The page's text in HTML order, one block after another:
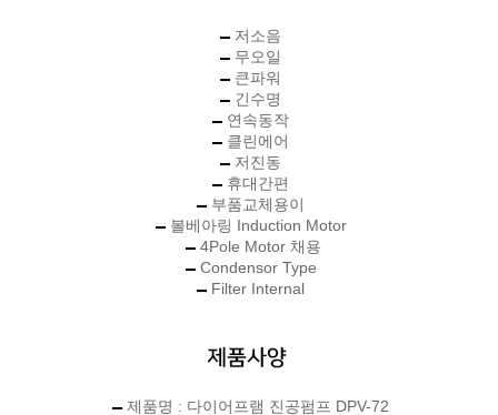
저소음
무오일
큰파워
긴수명
연속동작
클린에어
저진동
휴대간편
부품교체용이
볼베아링 Induction Motor
4Pole Motor 채용
Condensor Type
Filter Internal
제품명 : 다이어프램 진공펌프 DPV-72